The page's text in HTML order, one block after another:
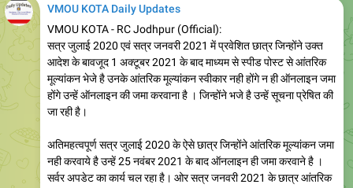
VMOU KOTA Daily Updates
VMOU KOTA - RC Jodhpur (Official):
सत्र जुलाई 2020 एवं सत्र जनवरी 2021 में प्रवेशित छात्र जिन्होंने उक्त
आदेश के बावजूद 1 अक्टूबर 2021 के बाद माध्यम से स्पीड पोस्ट से आंतरिक
मूल्यांकन भेजे है उनके आंतरिक मूल्यांकन स्वीकार नही होंगे न ही ऑनलाइन जमा
होंगे उन्हें ऑनलाइन की जमा करवाना है । जिन्होंने भजे है उन्हें सूचना प्रेषित की
जा रही है।
अतिमहत्वपूर्ण सत्र जुलाई 2020 के ऐसे छात्र जिन्होंने आंतरिक मूल्यांकन जमा
नही करवाये है उन्हें 25 नवंबर 2021 के बाद ऑनलाइन ही जमा करवाने है ।
सर्वर अपडेट का कार्य चल रहा है। ओर सत्र जनवरी 2021 के छात्र आंतरिक